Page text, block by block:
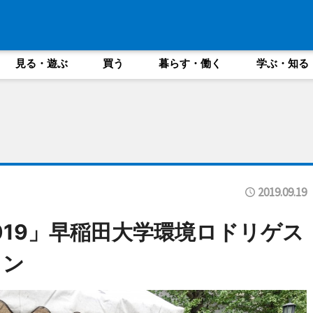
見る・遊ぶ 買う 暮らす・働く 学ぶ・知る
2019.09.19
」早稲田大学環境ロドリゲス